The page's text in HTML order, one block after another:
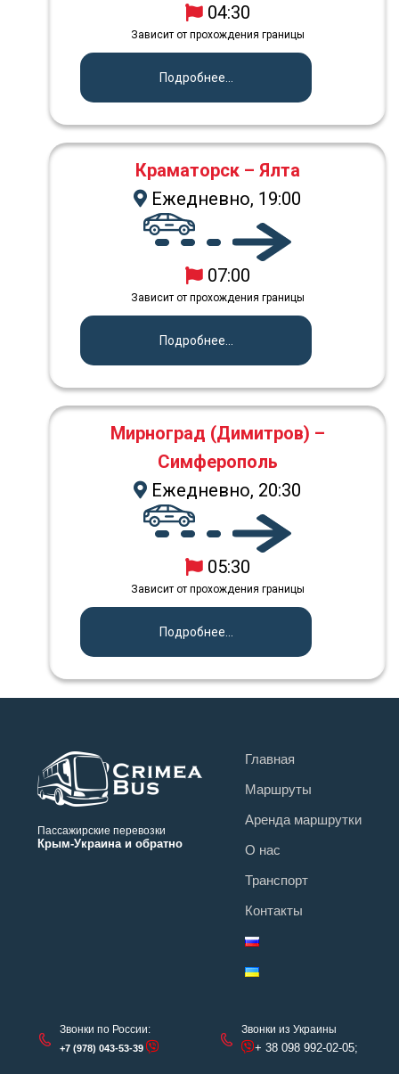
04:30
Зависит от прохождения границы
Подробнее...
Краматорск – Ялта
Ежедневно, 19:00
07:00
Зависит от прохождения границы
Подробнее...
Мирноград (Димитров) –
Симферополь
Ежедневно, 20:30
05:30
Зависит от прохождения границы
Подробнее...
Пассажирские перевозки
Крым-Украина и обратно
Главная
Маршруты
Аренда маршрутки
О нас
Транспорт
Контакты
Звонки по России:
+7 (978) 043-53-39
Звонки из Украины
+ 38 098 992-02-05;